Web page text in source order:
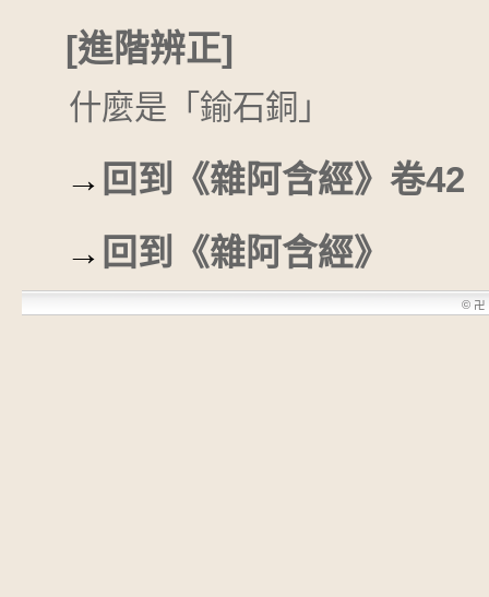
[進階辨正]
什麼是「鍮石銅」
→ 回到《雜阿含經》卷42
→ 回到《雜阿含經》
© 卍